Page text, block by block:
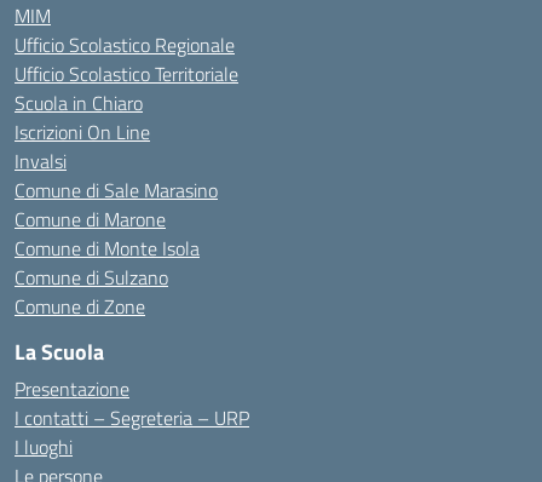
MIM
Ufficio Scolastico Regionale
Ufficio Scolastico Territoriale
Scuola in Chiaro
Iscrizioni On Line
Invalsi
Comune di Sale Marasino
Comune di Marone
Comune di Monte Isola
Comune di Sulzano
Comune di Zone
La Scuola
Presentazione
I contatti – Segreteria – URP
I luoghi
Le persone